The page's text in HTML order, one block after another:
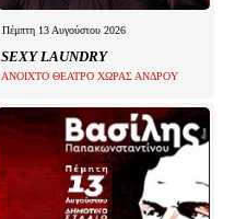
Πέμπτη 13 Αυγούστου 2026
SEXY LAUNDRY
ΑΝΟΙΧΤΟ ΘΕΑΤΡΟ ΧΩΡΑΣ ΑΝΔΡΟΥ